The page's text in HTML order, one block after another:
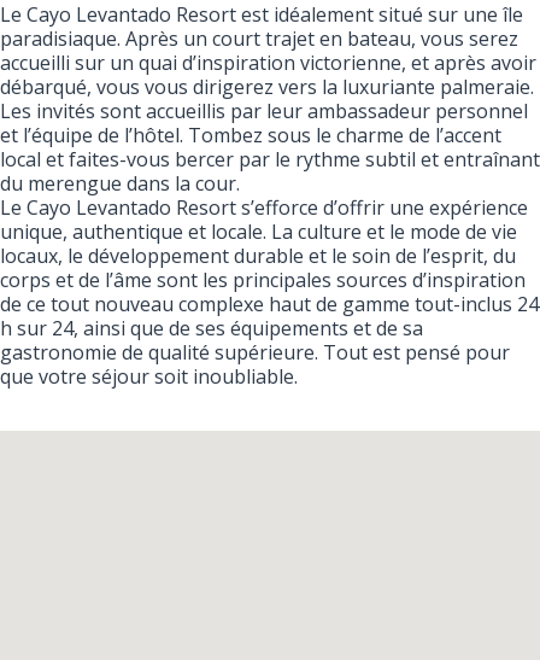
Le Cayo Levantado Resort est idéalement situé sur une île
paradisiaque. Après un court trajet en bateau, vous serez
accueilli sur un quai d’inspiration victorienne, et après avoir
débarqué, vous vous dirigerez vers la luxuriante palmeraie.
Les invités sont accueillis par leur ambassadeur personnel
et l’équipe de l’hôtel. Tombez sous le charme de l’accent
local et faites-vous bercer par le rythme subtil et entraînant
du merengue dans la cour.
Le Cayo Levantado Resort s’efforce d’offrir une expérience
unique, authentique et locale. La culture et le mode de vie
locaux, le développement durable et le soin de l’esprit, du
corps et de l’âme sont les principales sources d’inspiration
de ce tout nouveau complexe haut de gamme tout-inclus 24
h sur 24, ainsi que de ses équipements et de sa
gastronomie de qualité supérieure. Tout est pensé pour
que votre séjour soit inoubliable.